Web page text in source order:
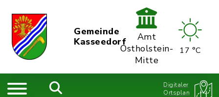
Gemeinde
Kasseedorf
Amt
Ostholstein-
Mitte
17 °C
Digitaler
Ortsplan